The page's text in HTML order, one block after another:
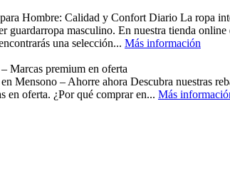
Hombre: Calidad y Confort Diario La ropa
guardarropa masculino. En nuestra tienda online
una selección... Más información
Marcas premium en oferta
Mensono – Ahorre ahora Descubra
en oferta. ¿Por qué comprar en... Más